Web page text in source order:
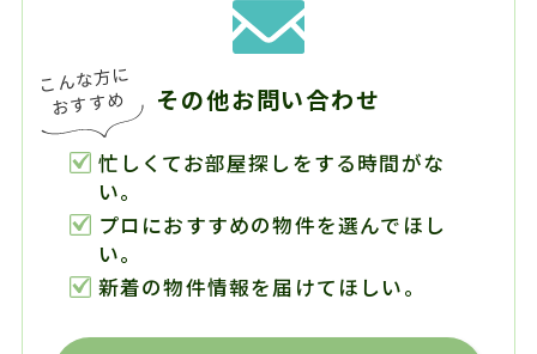
その他お問い合わせ
忙しくてお部屋探しをする時間がな
い。
プロにおすすめの物件を選んでほし
い。
新着の物件情報を届けてほしい。